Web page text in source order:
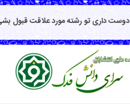
دوست داری تو رشته مورد علاقت قبول